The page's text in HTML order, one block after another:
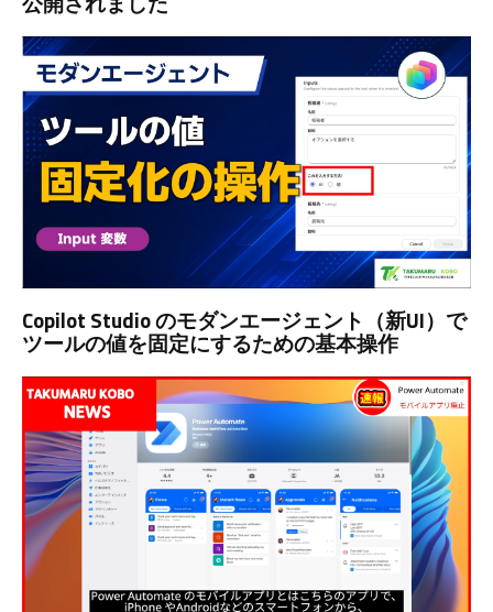
Copilot Studio のモダンエージェント（新UI）で
ツールの値を固定にするための基本操作